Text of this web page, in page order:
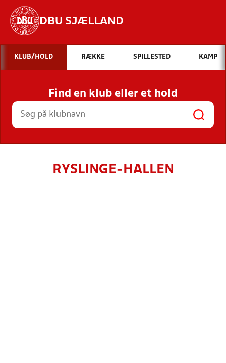
DBU SJÆLLAND
Hvad vil du søge efter?
INDHOLD OG NYHEDER
STILLINGER, RESULTATER, KLUBBER OG
HOLD
KLUB/HOLD RÆKKE SPILLESTED KAMP
Find en klub eller et hold
RYSLINGE-HALLEN